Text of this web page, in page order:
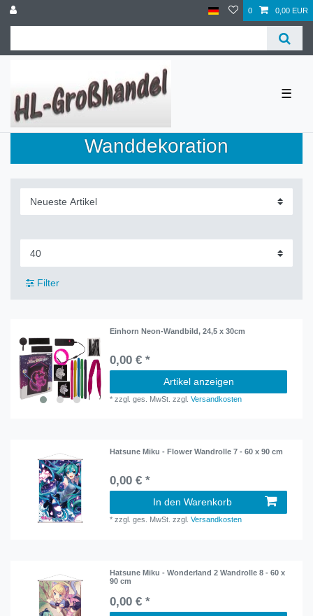
0 0,00 EUR
☰
Wanddekoration
Filter
Einhorn Neon-Wandbild, 24,5 x 30cm
0,00 € *
Artikel anzeigen
*zzgl. ges. MwSt. zzgl.Versandkosten
Hatsune Miku - Flower Wandrolle 7 - 60 x 90 cm
0,00 € *
In den Warenkorb
*zzgl. ges. MwSt. zzgl.Versandkosten
Hatsune Miku - Wonderland 2 Wandrolle 8 - 60 x
90 cm
0,00 € *